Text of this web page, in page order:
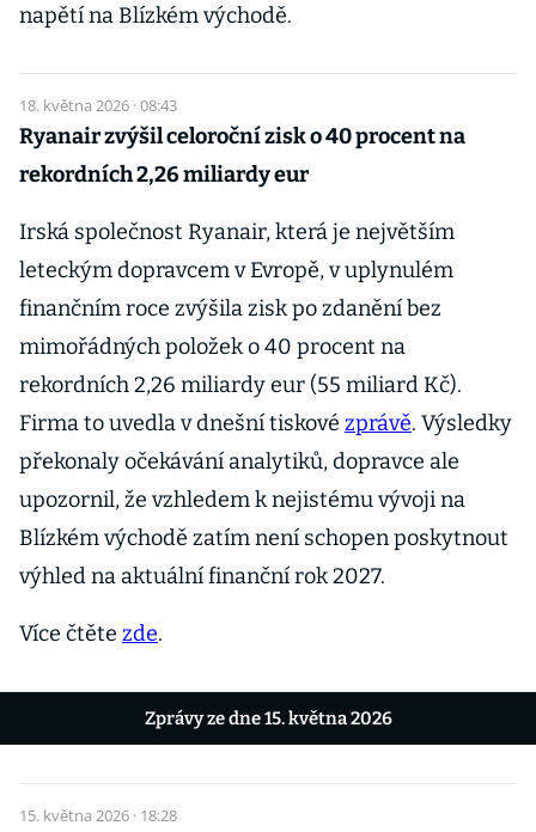
napětí na Blízkém východě.
18. května 2026 · 08:43
Ryanair zvýšil celoroční zisk o 40 procent na
rekordních 2,26 miliardy eur
Irská společnost Ryanair, která je největším
leteckým dopravcem v Evropě, v uplynulém
finančním roce zvýšila zisk po zdanění bez
mimořádných položek o 40 procent na
rekordních 2,26 miliardy eur (55 miliard Kč).
Firma to uvedla v dnešní tiskové zprávě. Výsledky
překonaly očekávání analytiků, dopravce ale
upozornil, že vzhledem k nejistému vývoji na
Blízkém východě zatím není schopen poskytnout
výhled na aktuální finanční rok 2027.
Více čtěte zde.
Zprávy ze dne 15. května 2026
15. května 2026 · 18:28